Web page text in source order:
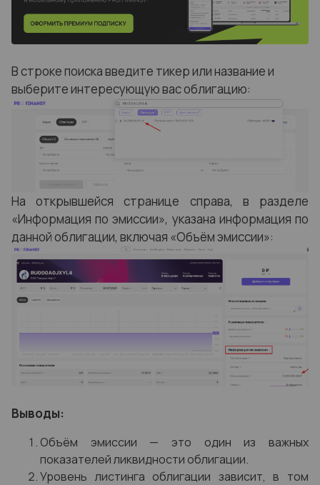
В строке поиска введите тикер или название и
выберите интересующую вас облигацию:
На открывшейся странице справа, в разделе
«Информация по эмиссии», указана информация по
данной облигации, включая «Объём эмиссии»:
Выводы:
Объём эмиссии — это один из важных
показателей ликвидности облигации.
Уровень листинга облигации зависит, в том